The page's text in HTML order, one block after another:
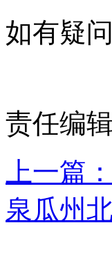
如有疑
责任编
上一篇
泉瓜州